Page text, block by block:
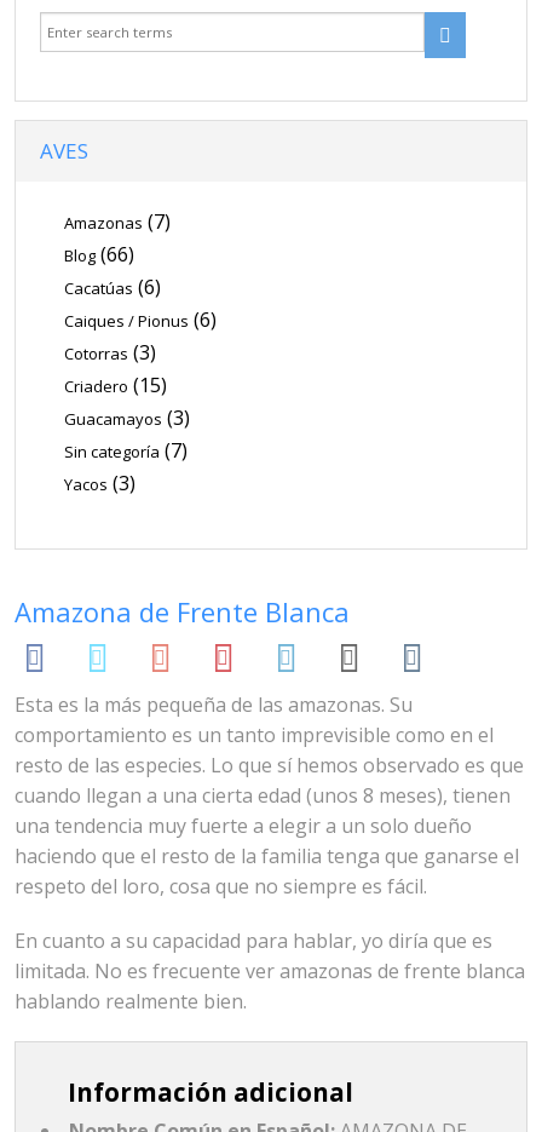
Venta
AVES
Amazonas (7)
Blog (66)
Cacatúas (6)
Caiques / Pionus (6)
Cotorras (3)
Criadero (15)
Guacamayos (3)
Sin categoría (7)
Yacos (3)
Amazona de Frente Blanca
Esta es la más pequeña de las amazonas. Su
comportamiento es un tanto imprevisible como en el
resto de las especies. Lo que sí hemos observado es que
cuando llegan a una cierta edad (unos 8 meses), tienen
una tendencia muy fuerte a elegir a un solo dueño
haciendo que el resto de la familia tenga que ganarse el
respeto del loro, cosa que no siempre es fácil.
En cuanto a su capacidad para hablar, yo diría que es
limitada. No es frecuente ver amazonas de frente blanca
hablando realmente bien.
Información adicional